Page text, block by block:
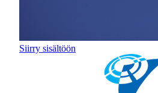
Siirry sisältöön